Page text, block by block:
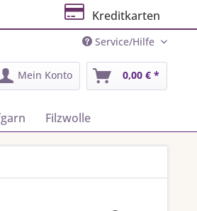
Kreditkarten
Service/Hilfe
Mein Konto 0,00 € *
Filzwolle